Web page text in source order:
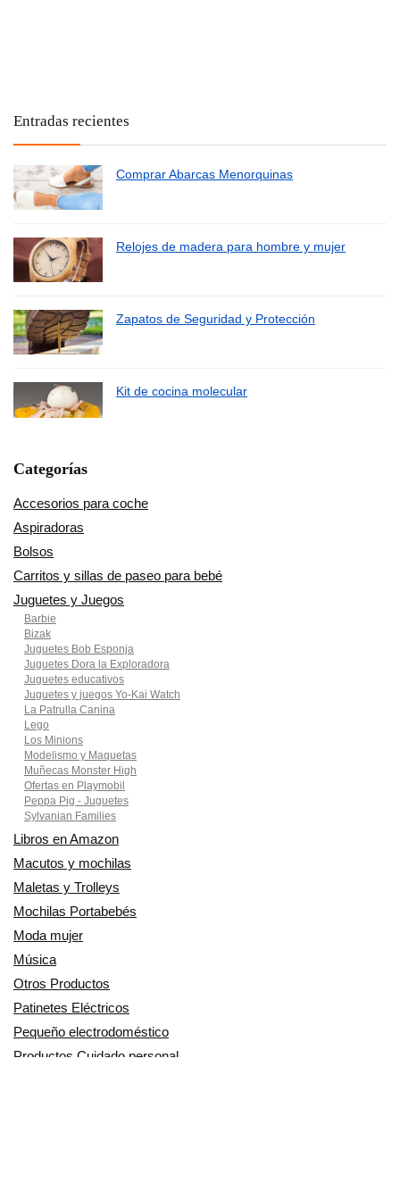
Entradas recientes
Comprar Abarcas Menorquinas
Relojes de madera para hombre y mujer
Zapatos de Seguridad y Protección
Kit de cocina molecular
Categorías
Accesorios para coche
Aspiradoras
Bolsos
Carritos y sillas de paseo para bebé
Juguetes y Juegos
Barbie
Bizak
Juguetes Bob Esponja
Juguetes Dora la Exploradora
Juguetes educativos
Juguetes y juegos Yo-Kai Watch
La Patrulla Canina
Lego
Los Minions
Modelismo y Maquetas
Muñecas Monster High
Ofertas en Playmobil
Peppa Pig - Juguetes
Sylvanian Families
Libros en Amazon
Macutos y mochilas
Maletas y Trolleys
Mochilas Portabebés
Moda mujer
Música
Otros Productos
Patinetes Eléctricos
Pequeño electrodoméstico
Productos Cuidado personal